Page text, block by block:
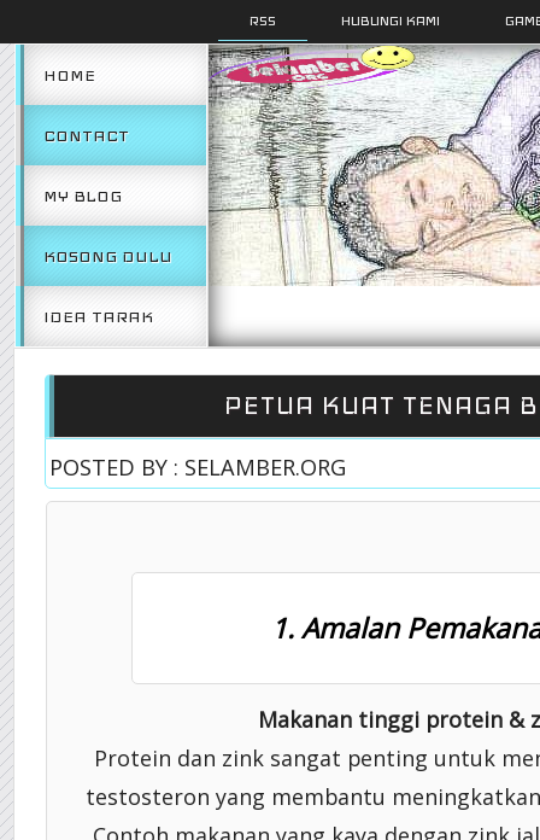
RSS HUBUNGI KAMI
HOME
CONTACT
MY BLOG
KOSONG DULU
IDEA TARAK
PETUA KUAT TENAGA
POSTED BY : SELAMBER.ORG
1. Amalan
Makanan tinggi protein &
Protein dan zink sangat penting untuk
testosteron yang membantu